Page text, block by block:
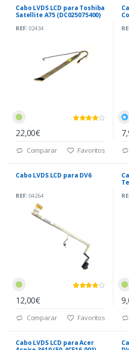
Cabo LVDS LCD para Toshiba
Satellite A75 (DC025075400)
REF:02434
22,00€
Comparar Favoritos
Cabo LVDS LCD para DV6
REF:04264
12,00€
Comparar Favoritos
Cabo LVDS LCD para Acer